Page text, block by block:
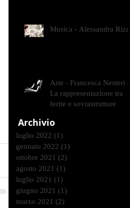
Musica - Alessandra Rizzo
Arte - Francesca Nesteri -
La rappresentazione tra
ferite e sovrastrutture
Archivio
luglio 2022 (1)
gennaio 2022 (1)
ottobre 2021 (2)
agosto 2021 (1)
luglio 2021 (1)
giugno 2021 (1)
marzo 2021 (2)